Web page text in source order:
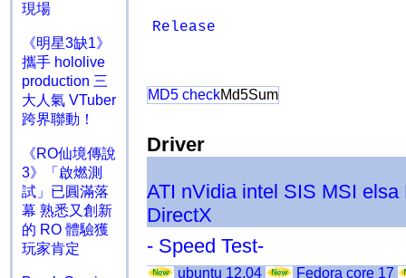
現場
《明星3缺1》
攜手 hololive
production 三
大人氣 VTuber
跨界聯動！
《RO仙境傳說
3》「啟燃測
試」已圓滿落
幕 熟悉又創新
的 RO 體驗獲
玩家肯定
Release
MD5 checkMd5Sum
Driver
ATI nVidia intel SIS MSI elsa
DirectX
- Speed Test-
ubuntu 12.04 Fedora core 17